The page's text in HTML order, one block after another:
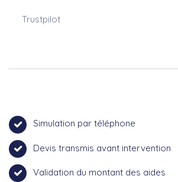
Trustpilot
Simulation par téléphone
Devis transmis avant intervention
Validation du montant des aides